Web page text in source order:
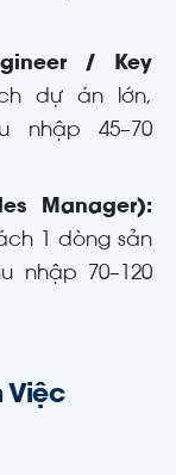
/ Key
dự án lớn,
nhập 45–70
Manager):
1 dòng sản
nhập 70–120
Việc